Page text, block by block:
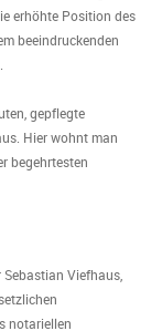
erhöhte Position des
beeindruckenden
gepflegte
Hier wohnt man
begehrtesten
Viefhaus,
notariellen